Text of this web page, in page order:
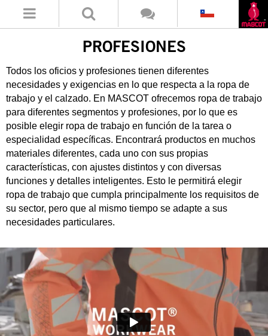
PROFESIONES
Todos los oficios y profesiones tienen diferentes
necesidades y exigencias en lo que respecta a la ropa de
trabajo y el calzado. En MASCOT ofrecemos ropa de trabajo
para diferentes segmentos y profesiones, por lo que es
posible elegir ropa de trabajo en función de la tarea o
especialidad específicas. Encontrará productos en muchos
materiales diferentes, cada uno con sus propias
características, con ajustes distintos y con diversas
funciones y detalles inteligentes. Esto le permitirá elegir
ropa de trabajo que cumpla principalmente los requisitos de
su sector, pero que al mismo tiempo se adapte a sus
necesidades particulares.